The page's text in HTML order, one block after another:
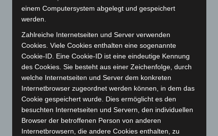
August 2025
Juli 2025 (90)
Juni 2025(103)
Mai 2025(112)
April 2025(88)
März 2025(111)
Februar 2025(96)
Januar 2025(88)
Dezember 2024(89)
einem Computersystem abgelegt und gespeichert
werden.
Zahlreiche Internetseiten und Server verwenden
Cookies. Viele Cookies enthalten eine sogenannte
Cookie-ID. Eine Cookie-ID ist eine eindeutige Kennung
des Cookies. Sie besteht aus einer Zeichenfolge, durch
welche Internetseiten und Server dem konkreten
Internetbrowser zugeordnet werden können, in dem das
Cookie gespeichert wurde. Dies ermöglicht es den
besuchten Internetseiten und Servern, den individuellen
Browser der betroffenen Person von anderen
Internetbrowsern, die andere Cookies enthalten, zu